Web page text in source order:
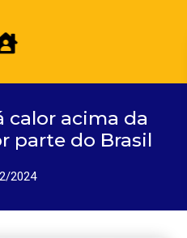
calor acima da
parte do Brasil
2024